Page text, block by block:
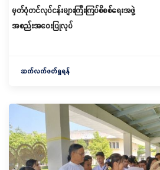
မှတ်ပုံတင်လုပ်ငန်းများကြီးကြပ်စိစစ်ရေးအဖွဲ့
အစည်းအဝေးပြုလုပ်
ဆက်လက်ဖတ်ရှုရန်